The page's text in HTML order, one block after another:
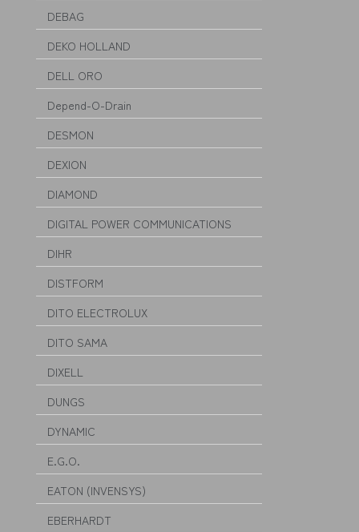
DEBAG
DEKO HOLLAND
DELL ORO
Depend-O-Drain
DESMON
DEXION
DIAMOND
DIGITAL POWER COMMUNICATIONS
DIHR
DISTFORM
DITO ELECTROLUX
DITO SAMA
DIXELL
DUNGS
DYNAMIC
E.G.O.
EATON (INVENSYS)
EBERHARDT